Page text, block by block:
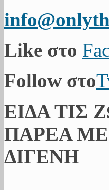
Like στο
Follow στο
ΕΙΔΑ ΤΙΣ
ΠΑΡΕΑ
ΔΙΓΕΝΗ